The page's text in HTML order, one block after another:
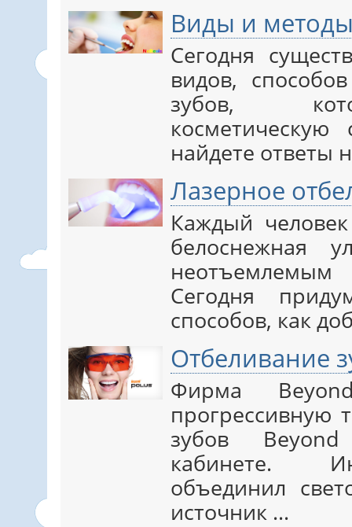
Виды и
Сегодня
видов,
зубов,
найдете ответы
Лазерное
Каждый
белоснежная
Сегодня
способов, как
Отбеливание
Фирма
прогрессивную
зубов
кабинете.
объединил
источник ...